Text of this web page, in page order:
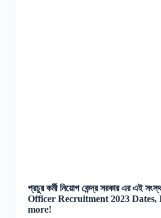
প্রচুর কর্মী নিয়োগ কেন্দ্র সরকার এর এই
Officer Recruitment 2023
more!